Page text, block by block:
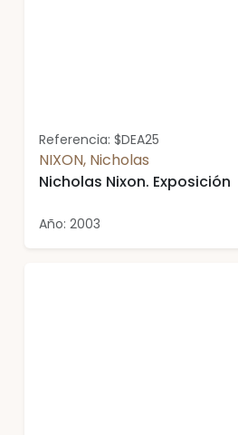
Referencia: $DEA25
NIXON, Nicholas
Nicholas Nixon. Exposición
Año: 2003